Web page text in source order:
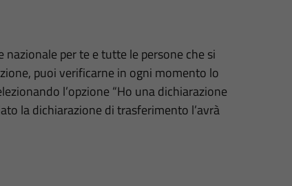
nazionale per te e tutte le persone che si
puoi verificarne in ogni momento lo
l’opzione “Ho una dichiarazione
la dichiarazione di trasferimento l’avrà